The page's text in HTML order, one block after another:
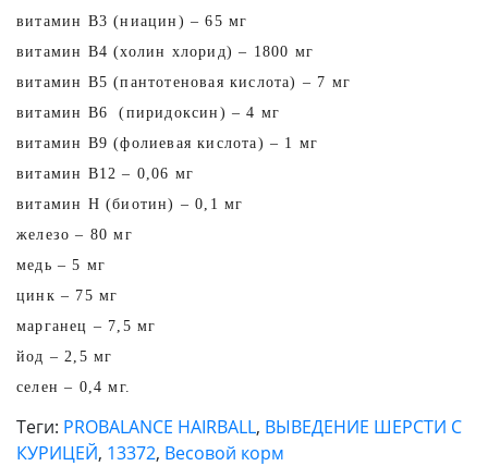
витамин В3 (ниацин) – 65 мг
витамин В4 (холин хлорид) – 1800 мг
витамин В5 (пантотеновая кислота) – 7 мг
витамин В6 (пиридоксин) – 4 мг
витамин В9 (фолиевая кислота) – 1 мг
витамин В12 – 0,06 мг
витамин Н (биотин) – 0,1 мг
железо – 80 мг
медь – 5 мг
цинк – 75 мг
марганец – 7,5 мг
йод – 2,5 мг
селен – 0,4 мг.
Теги: PROBALANCE HAIRBALL, ВЫВЕДЕНИЕ ШЕРСТИ С
КУРИЦЕЙ, 13372, Весовой корм